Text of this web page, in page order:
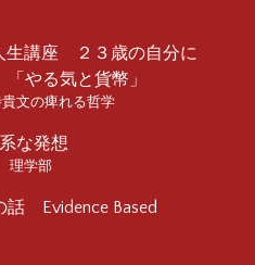
生講座 ２３歳の自分に
やる気と貨幣」
文の痺れる哲学
な発想
理学部
話 Evidence Based